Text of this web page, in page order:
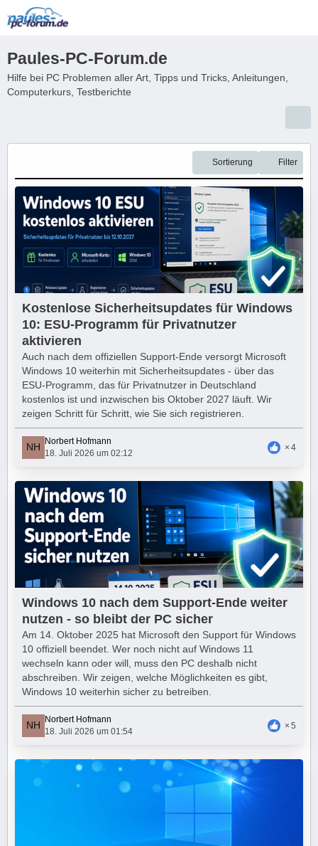
Paules-PC-Forum.de
Hilfe bei PC Problemen aller Art, Tipps und Tricks, Anleitungen,
Computerkurs, Testberichte
Sortierung Filter
Kostenlose Sicherheitsupdates für Windows
10: ESU-Programm für Privatnutzer
aktivieren
Auch nach dem offiziellen Support-Ende versorgt Microsoft
Windows 10 weiterhin mit Sicherheitsupdates - über das
ESU-Programm, das für Privatnutzer in Deutschland
kostenlos ist und inzwischen bis Oktober 2027 läuft. Wir
zeigen Schritt für Schritt, wie Sie sich registrieren.
Norbert Hofmann
18. Juli 2026 um 02:12
4
Windows 10 nach dem Support-Ende weiter
nutzen - so bleibt der PC sicher
Am 14. Oktober 2025 hat Microsoft den Support für Windows
10 offiziell beendet. Wer noch nicht auf Windows 11
wechseln kann oder will, muss den PC deshalb nicht
abschreiben. Wir zeigen, welche Möglichkeiten es gibt,
Windows 10 weiterhin sicher zu betreiben.
Norbert Hofmann
18. Juli 2026 um 01:54
5